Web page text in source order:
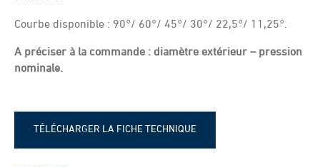
Courbe disponible : 90°/ 60°/ 45°/ 30°/ 22,5°/ 11,25°.
A préciser à la commande : diamètre extérieur – pression
nominale.
TÉLÉCHARGER LA FICHE TECHNIQUE